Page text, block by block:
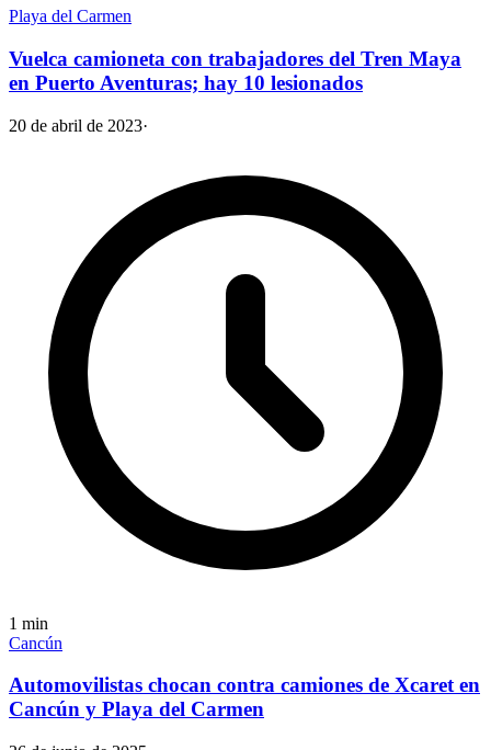
Playa del Carmen
Vuelca camioneta con trabajadores del Tren Maya
en Puerto Aventuras; hay 10 lesionados
20 de abril de 2023·
1 min
Cancún
Automovilistas chocan contra camiones de Xcaret en
Cancún y Playa del Carmen